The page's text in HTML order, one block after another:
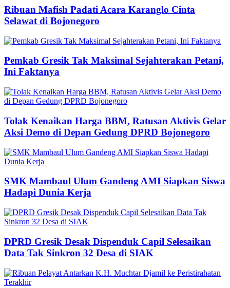
Ribuan Mafish Padati Acara Karanglo Cinta
Selawat di Bojonegoro
Pemkab Gresik Tak Maksimal Sejahterakan Petani,
Ini Faktanya
Tolak Kenaikan Harga BBM, Ratusan Aktivis Gelar
Aksi Demo di Depan Gedung DPRD Bojonegoro
SMK Mambaul Ulum Gandeng AMI Siapkan Siswa
Hadapi Dunia Kerja
DPRD Gresik Desak Dispenduk Capil Selesaikan
Data Tak Sinkron 32 Desa di SIAK